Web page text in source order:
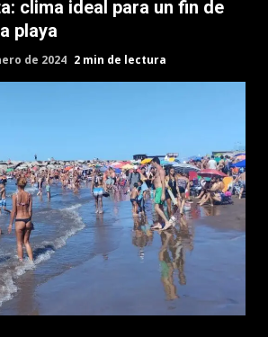
clima ideal para un fin de
playa
de 2024 2 min de lectura